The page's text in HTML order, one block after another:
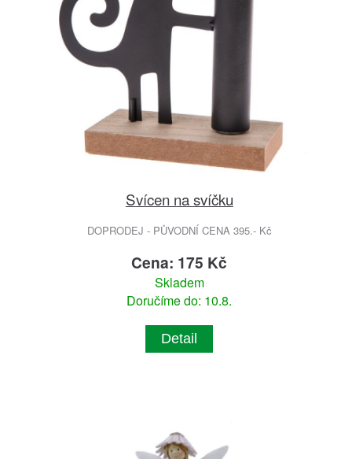
Svícen na svíčku
DOPRODEJ - PŮVODNÍ CENA 395.- Kč
Cena: 175 Kč
Skladem
Doručíme do: 10.8.
Detail